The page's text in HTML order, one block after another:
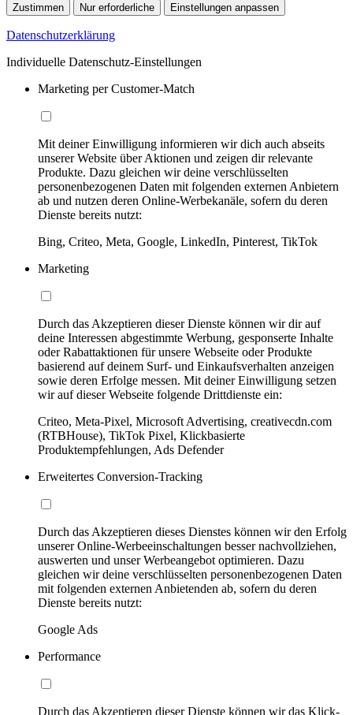
Zustimmen Nur erforderliche Einstellungen anpassen
Datenschutzerklärung
Individuelle Datenschutz-Einstellungen
Marketing per Customer-Match
Mit deiner Einwilligung informieren wir dich auch abseits
unserer Website über Aktionen und zeigen dir relevante
Produkte. Dazu gleichen wir deine verschlüsselten
personenbezogenen Daten mit folgenden externen Anbietern
ab und nutzen deren Online-Werbekanäle, sofern du deren
Dienste bereits nutzt:
Bing, Criteo, Meta, Google, LinkedIn, Pinterest, TikTok
Marketing
Durch das Akzeptieren dieser Dienste können wir dir auf
deine Interessen abgestimmte Werbung, gesponserte Inhalte
oder Rabattaktionen für unsere Webseite oder Produkte
basierend auf deinem Surf- und Einkaufsverhalten anzeigen
sowie deren Erfolge messen. Mit deiner Einwilligung setzen
wir auf dieser Webseite folgende Drittdienste ein:
Criteo, Meta-Pixel, Microsoft Advertising, creativecdn.com
(RTBHouse), TikTok Pixel, Klickbasierte
Produktempfehlungen, Ads Defender
Erweitertes Conversion-Tracking
Durch das Akzeptieren dieses Dienstes können wir den Erfolg
unserer Online-Werbeeinschaltungen besser nachvollziehen,
auswerten und unser Werbeangebot optimieren. Dazu
gleichen wir deine verschlüsselten personenbezogenen Daten
mit folgenden externen Anbietenden ab, sofern du deren
Dienste bereits nutzt:
Google Ads
Performance
Durch das Akzeptieren dieser Dienste können wir das Klick-